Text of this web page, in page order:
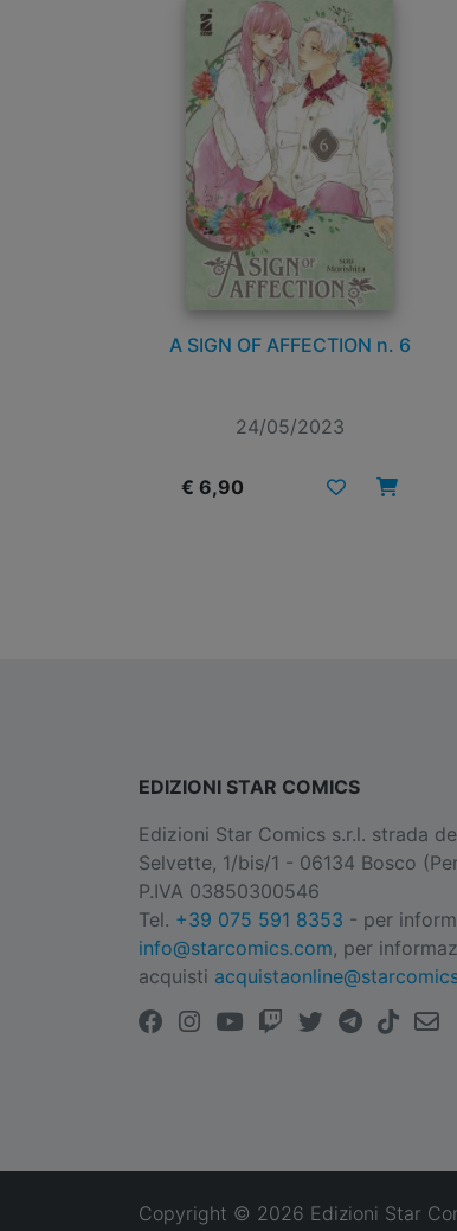
A SIGN OF AFFECTION n. 6
24/05/2023
€ 6,90
EDIZIONI STAR COMICS
Edizioni Star Comics s.r.l. strada
Selvette, 1/bis/1 - 06134 Bosco
P.IVA 03850300546
Tel. +39 075 591 8353 - per
info@starcomics.com, per
acquisti
Copyright © 2026 Edizioni Star